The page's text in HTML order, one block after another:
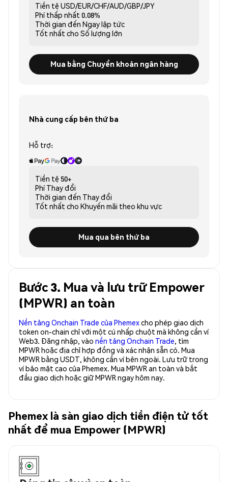
Tiền tệ USD/EUR/CHF/AUD/GBP/JPY
Phí thấp nhất 0.08%
Thời gian đến Ngay lập tức
Tốt nhất cho Số lượng lớn
Mua bằng Chuyển khoản ngân hàng
Nhà cung cấp bên thứ ba
Hỗ trợ:
Tiền tệ 50+
Phí Thay đổi
Thời gian đến Thay đổi
Tốt nhất cho Khuyến mãi theo khu vực
Mua qua bên thứ ba
Bước 3. Mua và lưu trữ Empower
(MPWR) an toàn
Nền tảng Onchain Trade của Phemexcho phép giao dịch
token on-chain chỉ với một cú nhấp chuột mà không cần ví
Web3. Đăng nhập, vào nền tảng Onchain Trade, tìm
MPWR hoặc địa chỉ hợp đồng và xác nhận sẵn có. Mua
MPWR bằng USDT, không cần ví bên ngoài. Lưu trữ trong
ví bảo mật cao của Phemex. Mua MPWR an toàn và bắt
đầu giao dịch hoặc giữ MPWR ngay hôm nay.
Phemex là sàn giao dịch tiền điện tử tốt
nhất để mua Empower (MPWR)